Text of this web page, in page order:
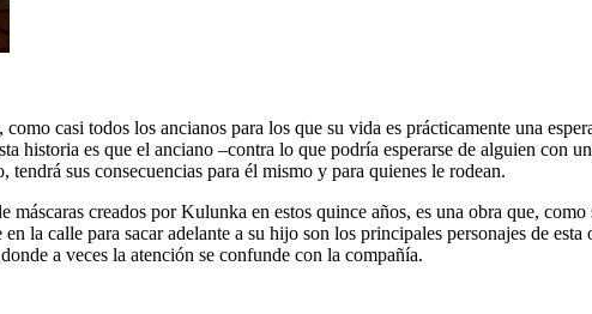
casi todos los ancianos para los que su vida es prácticamente una
historia es que el anciano –contra lo que podría esperarse de alguien con
sus consecuencias para él mismo y para quienes le rodean.
máscaras creados por Kulunka en estos quince años, es una obra que,
calle para sacar adelante a su hijo son los principales personajes de esta
a veces la atención se confunde con la compañía.